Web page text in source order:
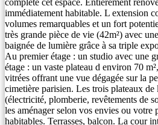
complète cet espace. Entièrement
immédiatement habitable. L extension
volumes remarquables et un fort
très grande pièce de vie (42m²) avec
baignée de lumière grâce à sa triple
Au premier étage : un studio avec une
étage : un vaste plateau d environ 70
vitrées offrant une vue dégagée sur la
cimetière parisien. Les trois plateaux
(électricité, plomberie, revêtements de
les aménager selon vos envies ou votre
habitables. Terrasses, balcon. La cour